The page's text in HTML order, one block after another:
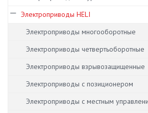
Электроприводы HELI
Электроприводы многооборотные
Электроприводы четвертьоборотные
Электроприводы взрывозащищенные
Электроприводы с позиционером
Электроприводы с местным